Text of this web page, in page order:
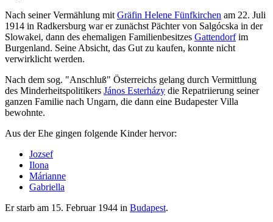
Nach seiner Vermählung mit Gräfin Helene Fünfkirchen am 22. Juli
1914 in Radkersburg war er zunächst Pächter von Salgócska in der
Slowakei, dann des ehemaligen Familienbesitzes Gattendorfim
Burgenland. Seine Absicht, das Gut zu kaufen, konnte nicht
verwirklicht werden.
Nach dem sog. "Anschluß" Österreichs gelang durch Vermittlung
des Minderheitspolitikers János Esterházy die Repatriierung seiner
ganzen Familie nach Ungarn, die dann eine Budapester Villa
bewohnte.
Aus der Ehe gingen folgende Kinder hervor:
Jozsef
Ilona
Márianne
Gabriella
Er starb am 15. Februar 1944 in Budapest.